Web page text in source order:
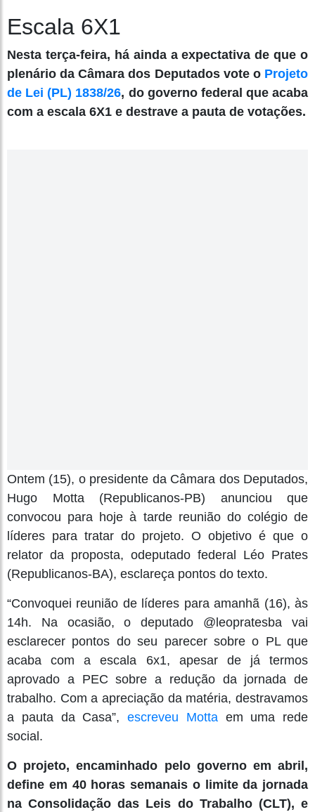
Escala 6X1
Nesta terça-feira, há ainda a expectativa de que o
plenário da Câmara dos Deputados vote o Projeto
de Lei (PL) 1838/26, do governo federal que acaba
com a escala 6X1 e destrave a pauta de votações.
Ontem (15), o presidente da Câmara dos Deputados,
Hugo Motta (Republicanos-PB) anunciou que
convocou para hoje à tarde reunião do colégio de
líderes para tratar do projeto. O objetivo é que o
relator da proposta, odeputado federal Léo Prates
(Republicanos-BA), esclareça pontos do texto.
“Convoquei reunião de líderes para amanhã (16), às
14h. Na ocasião, o deputado @leopratesba vai
esclarecer pontos do seu parecer sobre o PL que
acaba com a escala 6x1, apesar de já termos
aprovado a PEC sobre a redução da jornada de
trabalho. Com a apreciação da matéria, destravamos
a pauta da Casa”, escreveu Mottaem uma rede
social.
O projeto, encaminhado pelo governo em abril,
define em 40 horas semanais o limite da jornada
na Consolidação das Leis do Trabalho (CLT), e